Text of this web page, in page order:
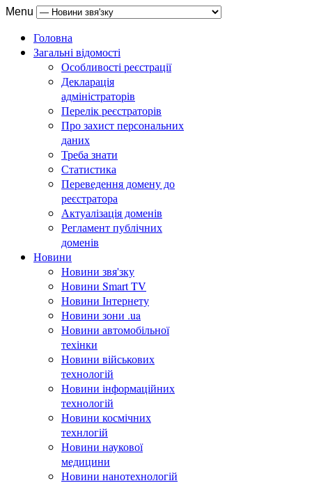
Menu
Головна
Загальні відомості
Особливості реєстрації
Декларація
адміністраторів
Перелік реєстраторів
Про захист персональних
даних
Треба знати
Статистика
Переведення домену до
реєстратора
Актуалізація доменів
Регламент публічних
доменів
Новини
Новини звя'зку
Новини Smart TV
Новини Інтернету
Новини зони .ua
Новини автомобільної
техінки
Новини військових
технологій
Новини інформаційних
технологій
Новини космічних
технлогій
Новини наукової
медицини
Новини нанотехнологій